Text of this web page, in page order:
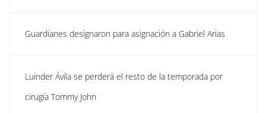
Guardianes designaron para asignación a Gabriel Arias
Luinder Ávila se perderá el resto de la temporada por
cirugía Tommy John